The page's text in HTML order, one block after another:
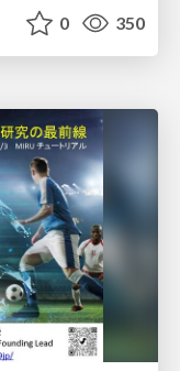
0 350